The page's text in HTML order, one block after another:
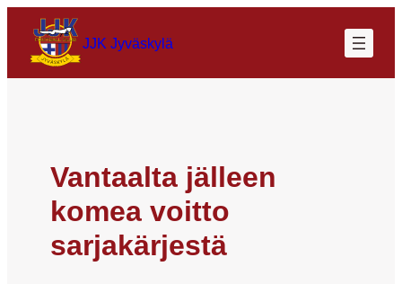
JJK Jyväskylä
Vantaalta jälleen
komea voitto
sarjakärjestä